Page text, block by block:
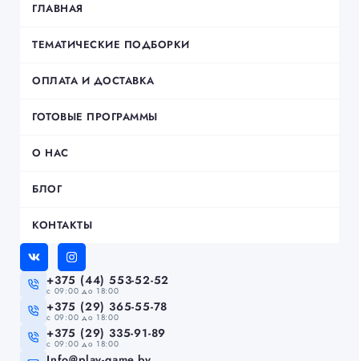
ГЛАВНАЯ
ТЕМАТИЧЕСКИЕ ПОДБОРКИ
ОПЛАТА И ДОСТАВКА
ГОТОВЫЕ ПРОГРАММЫ
О НАС
БЛОГ
КОНТАКТЫ
+375 (44) 553-52-52
c 09:00 до 18:00
+375 (29) 365-55-78
c 09:00 до 18:00
+375 (29) 335-91-89
c 09:00 до 18:00